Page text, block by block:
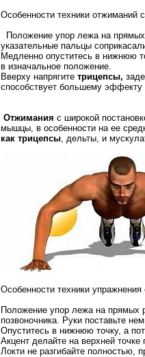
Особенности техники отжиманий
Положение упор лежа на
указательные пальцы
Медленно опуститесь в нижнюю
в изначальное положение.
Вверху напрягите трицепсы,
способствует большему эффекту
Отжимания с широкой
мышцы, в особенности на ее
как трицепсы, дельты, и
Особенности техники упражнения
Положение упор лежа на прямых
позвоночника. Руки поставьте
Опуститесь в нижнюю точку, а
Акцент делайте на верхней
Локти не разгибайте полностью,